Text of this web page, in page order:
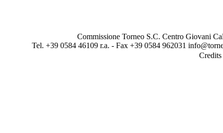
Commissione Torneo S.C. Centro Giovani
Tel. +39 0584 46109 r.a. - Fax +39 0584 962031
Credits